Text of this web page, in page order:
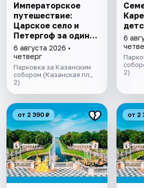
Императорское
путешествие:
Царское село и
Петергоф за один
день
6 августа 2026 •
четверг
Парковка за Казанским
собором (Казанская пл.,
2)
6
2)
от 2 390 ₽ от 2